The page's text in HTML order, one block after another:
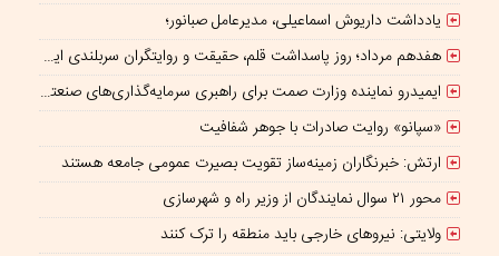
یادداشت داریوش اسماعیلی، مدیرعامل صبانور؛
هفدهم مرداد؛ روز پاسداشت قلم، حقیقت و روایتگران سربلندی ایران
ایمیدرو نماینده وزارت صمت برای راهبری سرمایه‌گذاری‌های صنعتی و معدنی در چارچوب همکاری‌های ایران و چین؛
«سپانو» روایت صادرات با جوهر شفافیت
ارتش: خبرنگاران زمینه‌ساز تقویت بصیرت عمومی جامعه هستند
محور ۲۱ سوال نمایندگان از وزیر راه و شهرسازی
ولایتی: نیروهای خارجی باید منطقه را ترک کنند